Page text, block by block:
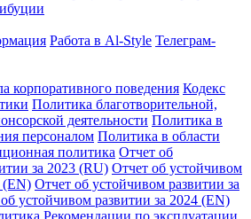
Работа в Al-Style Телеграм-
корпоративного поведения Кодекс
Политика благотворительной,
деятельности Политика в
персоналом Политика в области
политика Отчет об
за 2023 (RU) Отчет об устойчивом
(EN) Отчет об устойчивом развитии за
устойчивом развитии за 2024 (EN)
Рекомендации по эксплуатации